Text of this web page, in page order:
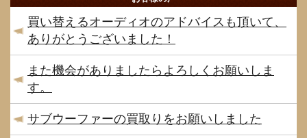
買い替えるオーディオのアドバイスも頂いて、
ありがとうございました！
また機会がありましたらよろしくお願いしま
す。
サブウーファーの買取りをお願いしました